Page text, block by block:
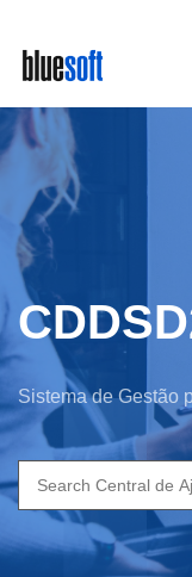
main
content
Sistema de Gestão
Search
for: